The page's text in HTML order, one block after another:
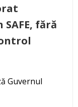
fără
Guvernul